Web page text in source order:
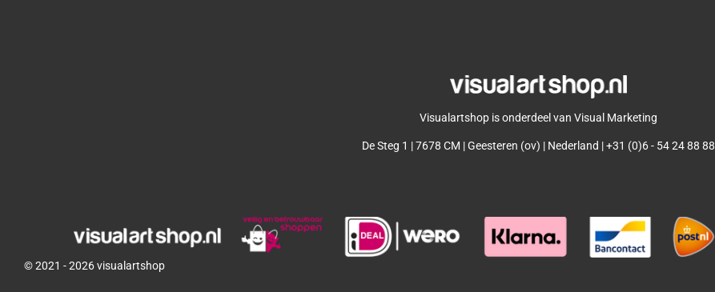
Visualartshop is onderdeel van Visual Marketing
De Steg 1 | 7678 CM | Geesteren (ov) | Nederland | +31 (0)6 - 54 24 88 88
© 2021 - 2026 visualartshop